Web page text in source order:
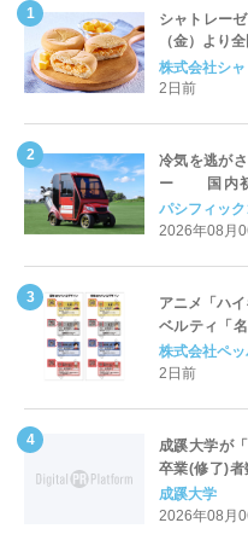
シャトレー
（金）より
株式会社シ
2日前
冷気を逃が
ー 国内初
Cart（エア
パシフィッ
2026年08月
アニメ「ハ
ベルティ「
対応につい
株式会社ペ
2日前
成蹊大学が
卒業(修了)者
全国第1位
4.3pt）に伸
成蹊大学
2026年08月